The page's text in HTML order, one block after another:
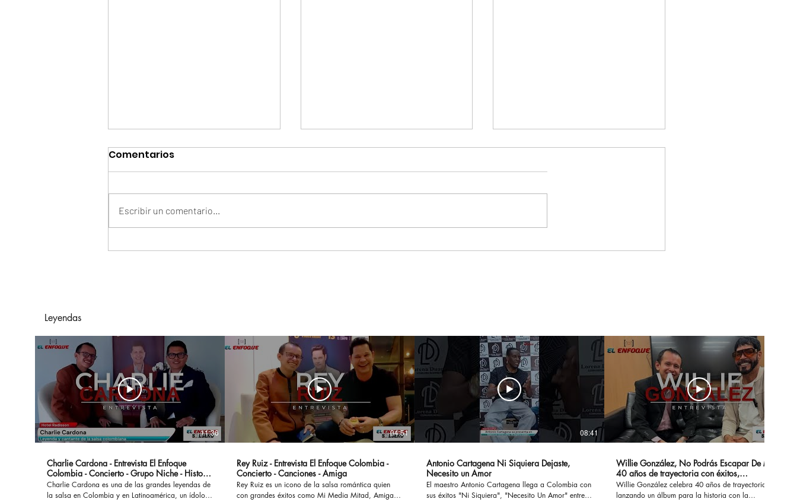
Mover A Colombia
GWM introduce en
Con una inversión
Comentarios
Escribir un comentario...
Leyendas
11:36
Charlie Cardona - Entrevista El Enfoque
Colombia - Concierto - Grupo Niche - Historia
- Canciones
Charlie Cardona es una de las grandes leyendas de
la salsa en Colombia y en Latinoamérica, un ídolo
04:51
Rey Ruiz - Entrevista El Enfoque Colombia -
Concierto - Canciones - Amiga
Rey Ruiz es un icono de la salsa romántica quien
con grandes éxitos como Mi Media Mitad, Amiga,
08:41
Antonio Cartagena Ni Siquiera Dejaste,
Necesito un Amor
El maestro Antonio Cartagena llega a Colombia con
sus éxitos "Ni Siquiera", "Necesito Un Amor" entre
Willie González, No Podrás Escapar De Mi -
40 años de trayectoria con éxitos,
sensualidad y erotismo
Willie González celebra 40 años de trayectoria
lanzando un álbum para la historia con la